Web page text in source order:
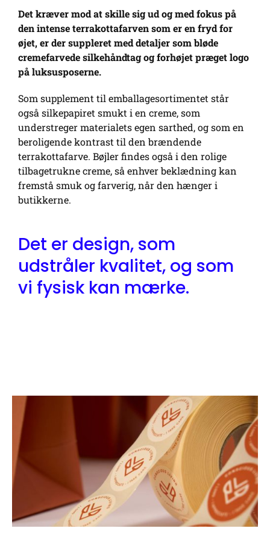
Det kræver mod at skille sig ud og med fokus på
den intense terrakottafarven som er en fryd for
øjet, er der suppleret med detaljer som bløde
cremefarvede silkehåndtag og forhøjet præget logo
på luksusposerne.
Som supplement til emballagesortimentet står
også silkepapiret smukt i en creme, som
understreger materialets egen sarthed, og som en
beroligende kontrast til den brændende
terrakottafarve. Bøjler findes også i den rolige
tilbagetrukne creme, så enhver beklædning kan
fremstå smuk og farverig, når den hænger i
butikkerne.
Det er design, som
udstråler kvalitet, og som
vi fysisk kan mærke.